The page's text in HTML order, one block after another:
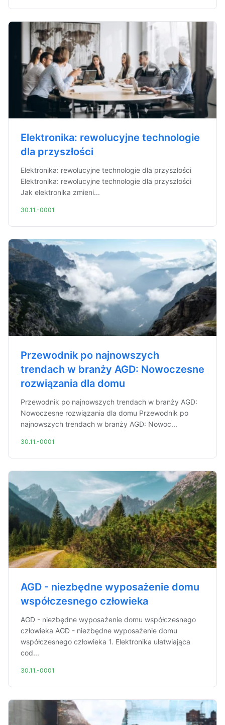
Elektronika: rewolucyjne technologie
dla przyszłości
Elektronika: rewolucyjne technologie dla przyszłości
Elektronika: rewolucyjne technologie dla przyszłości
Jak elektronika zmieni...
30.11.-0001
Przewodnik po najnowszych
trendach w branży AGD: Nowoczesne
rozwiązania dla domu
Przewodnik po najnowszych trendach w branży AGD:
Nowoczesne rozwiązania dla domu Przewodnik po
najnowszych trendach w branży AGD: Nowoc...
30.11.-0001
AGD - niezbędne wyposażenie domu
współczesnego człowieka
AGD - niezbędne wyposażenie domu współczesnego
człowieka AGD - niezbędne wyposażenie domu
współczesnego człowieka 1. Elektronika ułatwiająca
cod...
30.11.-0001